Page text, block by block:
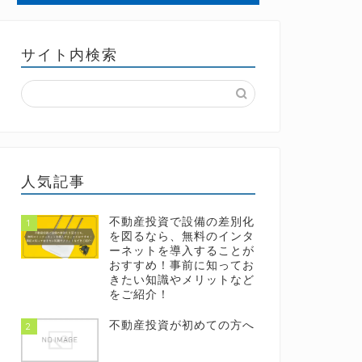
サイト内検索
人気記事
1
不動産投資で設備の差別化
を図るなら、無料のインタ
ーネットを導入することが
おすすめ！事前に知ってお
きたい知識やメリットなど
をご紹介！
2 不動産投資が初めての方へ